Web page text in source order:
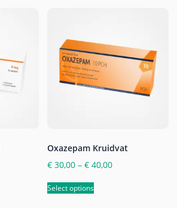
Oxazepam Kruidvat
€ 30,00 – € 40,00
Select options